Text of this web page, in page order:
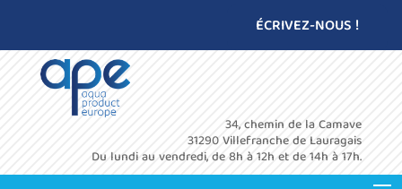
ÉCRIVEZ-NOUS !
34, chemin de la Camave
31290 Villefranche de Lauragais
Du lundi au vendredi, de 8h à 12h et de 14h à 17h.